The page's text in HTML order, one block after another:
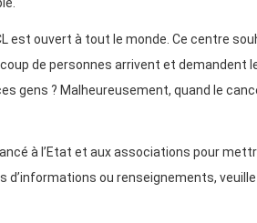
est ouvert à tout le monde. Ce centre
de personnes arrivent et demandent
gens ? Malheureusement, quand le
à l’Etat et aux associations pour
d’informations ou renseignements,